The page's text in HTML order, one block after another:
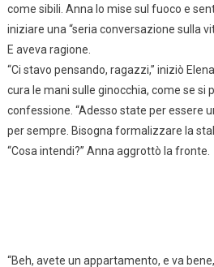
come sibili. Anna lo mise sul fuoco e
iniziare una “seria conversazione sulla
E aveva ragione.
“Ci stavo pensando, ragazzi,” iniziò
cura le mani sulle ginocchia, come se si
confessione. “Adesso state per essere
per sempre. Bisogna formalizzare la
“Cosa intendi?” Anna aggrottò la fronte.
“Beh, avete un appartamento, e va